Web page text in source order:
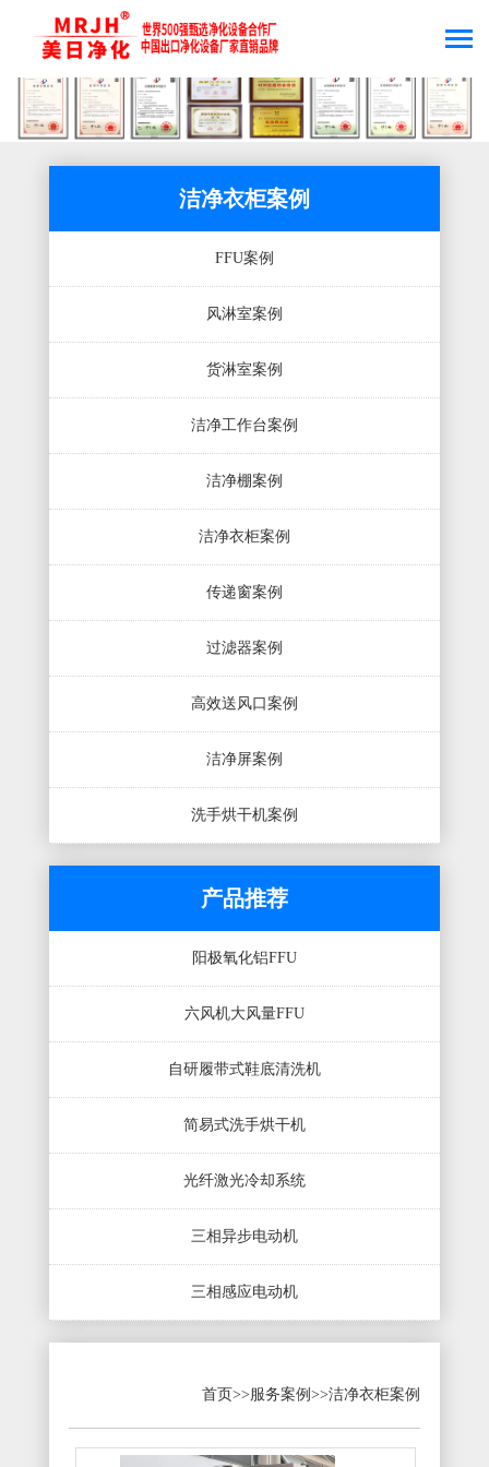
洁净衣柜案例
FFU案例
风淋室案例
货淋室案例
洁净工作台案例
洁净棚案例
洁净衣柜案例
传递窗案例
过滤器案例
高效送风口案例
洁净屏案例
洗手烘干机案例
产品推荐
阳极氧化铝FFU
六风机大风量FFU
自研履带式鞋底清洗机
简易式洗手烘干机
光纤激光冷却系统
三相异步电动机
三相感应电动机
首页>>服务案例>>洁净衣柜案例